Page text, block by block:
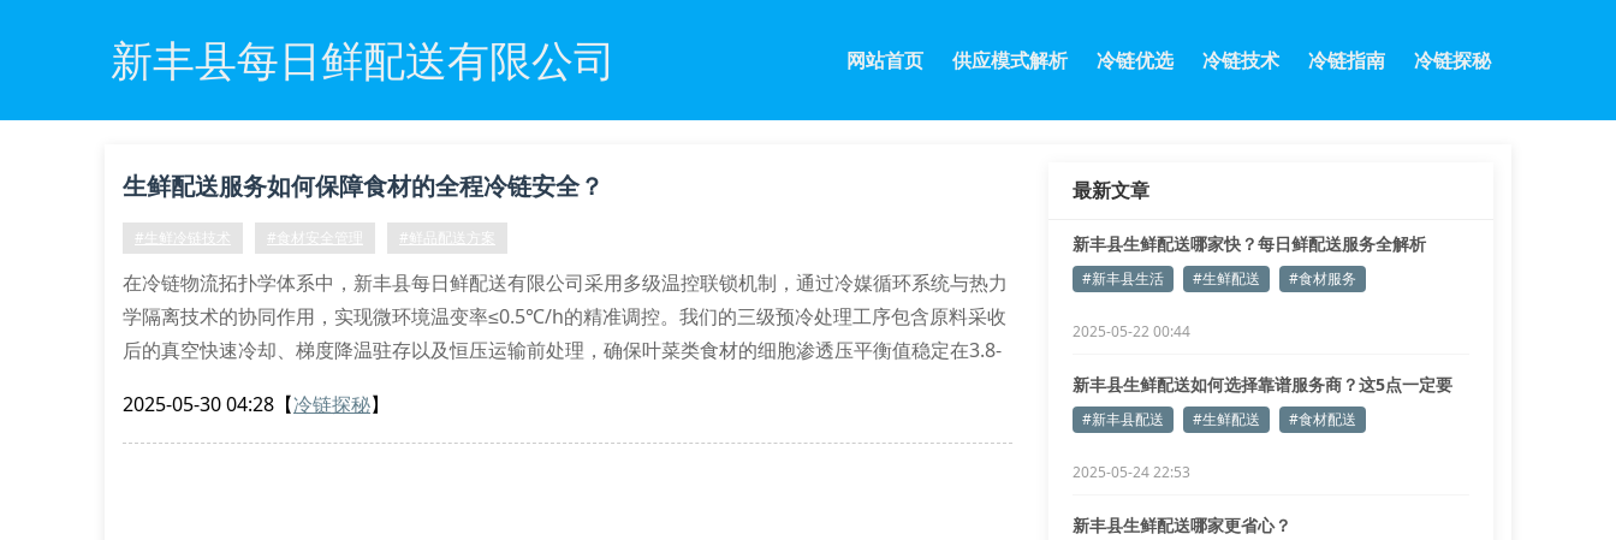
新丰县每日鲜配送有限公司 网站首页 供应模式解析 冷链优选 冷链技术 冷链指南 冷链探秘
生鲜配送服务如何保障食材的全程冷链安全？
#生鲜冷链技术 #食材安全管理 #鲜品配送方案
在冷链物流拓扑学体系中，新丰县每日鲜配送有限公司采用多级温控联锁机制，通过冷媒循环系统与热力
学隔离技术的协同作用，实现微环境温变率≤0.5℃/h的精准调控。我们的三级预冷处理工序包含原料采收
后的真空快速冷却、梯度降温驻存以及恒压运输前处理，确保叶菜类食材的细胞渗透压平衡值稳定在3.8-
分温层仓储的拓扑优化
依托分温层仓储拓扑模型，我们构建了四维温区矩阵：深冻区（-35℃）、
2025-05-30 04:28 【冷链探秘】
最新文章
新丰县生鲜配送哪家快？每日鲜配送服务全解析
#新丰县生活 #生鲜配送 #食材服务
2025-05-22 00:44
新丰县生鲜配送如何选择靠谱服务商？这5点一定要
看！
#新丰县配送 #生鲜配送 #食材配送
2025-05-24 22:53
新丰县生鲜配送哪家更省心？